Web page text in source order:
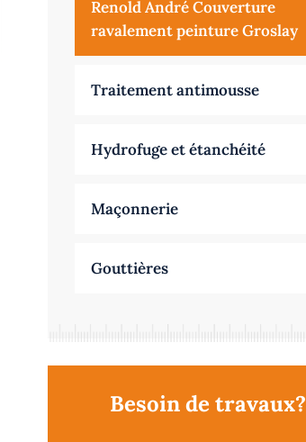
Renold André Couverture
ravalement peinture Groslay
Traitement antimousse
Hydrofuge et étanchéité
Maçonnerie
Gouttières
Besoin de travaux?